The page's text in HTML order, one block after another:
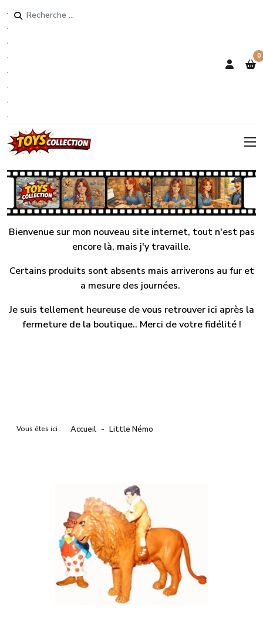
Rechercher
0
Bienvenue sur mon nouveau site internet, tout n'est pas
encore là, mais j'y travaille.
Certains produits sont absents mais arriverons au fur et
a mesure des journées.
Je suis tellement heureuse de vous retrouver ici après la
fermeture de la boutique.. Merci de votre fidélité !
Vous êtes ici : Accueil Little Némo